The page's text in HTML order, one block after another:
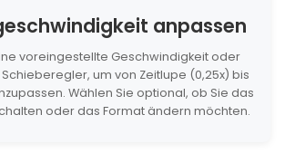
anpassen
voreingestellte Geschwindigkeit oder
um von Zeitlupe (0,25x) bis
Wählen Sie optional, ob Sie das
oder das Format ändern möchten.